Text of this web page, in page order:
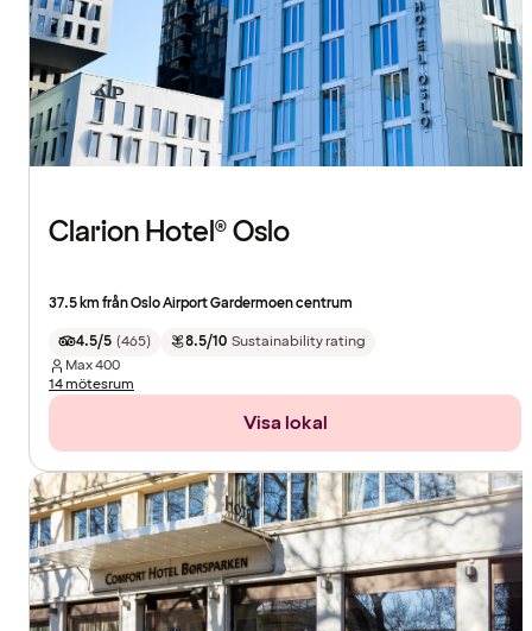
Clarion Hotel® Oslo
37.5 km från Oslo Airport Gardermoen centrum
4.5/5 (465) 8.5/10 Sustainability rating
Max400
14 mötesrum
Visa lokal